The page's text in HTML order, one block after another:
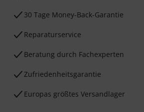
30 Tage Money-Back-Garantie
Reparaturservice
Beratung durch Fachexperten
Zufriedenheitsgarantie
Europas größtes Versandlager